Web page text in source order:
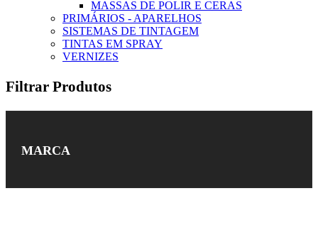
MASSAS DE POLIR E CERAS
PRIMÁRIOS - APARELHOS
SISTEMAS DE TINTAGEM
TINTAS EM SPRAY
VERNIZES
Filtrar Produtos
MARCA